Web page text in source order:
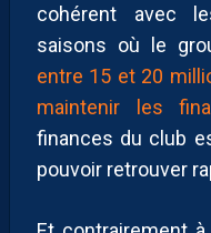
cohérent avec
saisons où le
entre 15 et 20
maintenir les
finances du club
pouvoir retrouver